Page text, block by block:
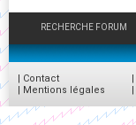
RECHERCHE FORUM
| Contact
| Mentions légales
|
|